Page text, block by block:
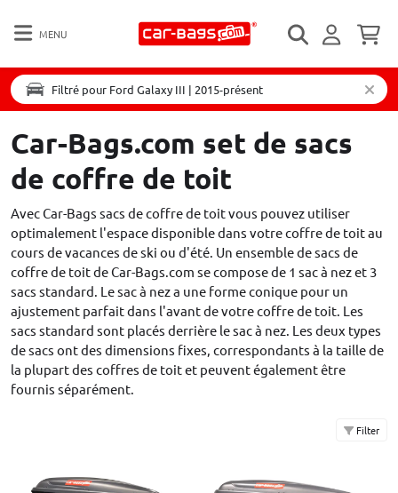
MENU
Filtré pour Ford Galaxy III | 2015-présent
Car-Bags.com set de sacs
de coffre de toit
Avec Car-Bags sacs de coffre de toit vous pouvez utiliser
optimalement l'espace disponible dans votre coffre de toit au
cours de vacances de ski ou d'été. Un ensemble de sacs de
coffre de toit de Car-Bags.com se compose de 1 sac à nez et 3
sacs standard. Le sac à nez a une forme conique pour un
ajustement parfait dans l'avant de votre coffre de toit. Les
sacs standard sont placés derrière le sac à nez. Les deux types
de sacs ont des dimensions fixes, correspondants à la taille de
la plupart des coffres de toit et peuvent également être
fournis séparément.
Filter